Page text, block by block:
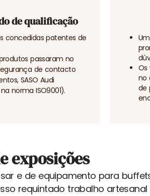
de qualificação
concedidas patentes de
passaram no
de contacto
SASO Audi
norma ISO9001).
Os
no
de
exposições
e de equipamento para
requintado trabalho artesanal